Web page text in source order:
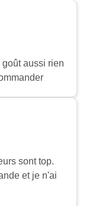
aussi rien
sont top.
et je n'ai